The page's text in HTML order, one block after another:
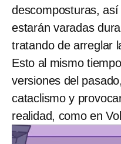
descomposturas,
estarán varadas
tratando de arreglar
Esto al mismo
versiones del
cataclismo y
realidad, como en